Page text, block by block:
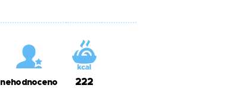
nehodnoceno 222